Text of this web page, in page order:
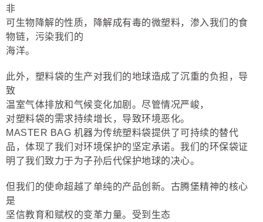
非
可生物降解的性质，降解成有毒的微塑料，渗入我们的食
物链，污染我们的
海洋。
此外，塑料袋的生产对我们的地球造成了沉重的负担，导
致
温室气体排放和气候变化加剧。尽管情况严峻，
对塑料袋的需求持续增长，导致环境恶化。
MASTER BAG 机器为传统塑料袋提供了可持续的替代
品，体现了我们对环境保护的坚定承诺。我们的环保袋证
明了我们致力于为子孙后代保护地球的决心。
但我们的使命超越了单纯的产品创新。古腾堡精神的核心
是
坚信教育和赋权的变革力量。受到生态